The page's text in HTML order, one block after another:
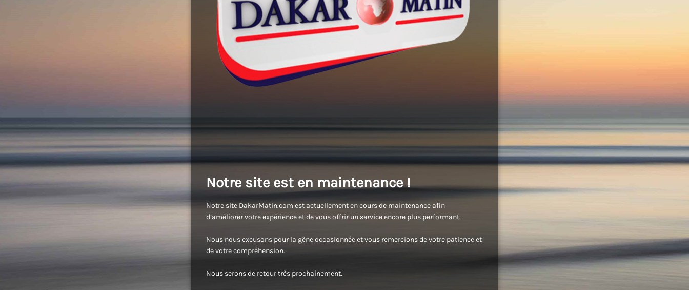
Notre site est en maintenance !
Notre site DakarMatin.com est actuellement en cours de maintenance afin
d’améliorer votre expérience et de vous offrir un service encore plus performant.
Nous nous excusons pour la gêne occasionnée et vous remercions de votre patience et
de votre compréhension.
Nous serons de retour très prochainement.